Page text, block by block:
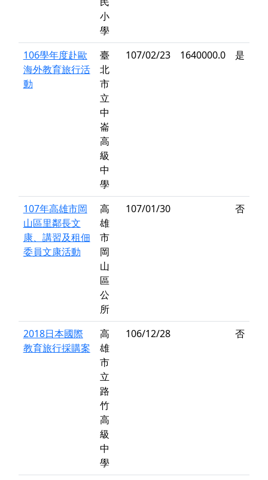
小
學
106學年度赴歐
海外教育旅行活
動
臺
北
市
立
中
崙
高
級
中
學
107/02/23 1640000.0 是
107年高雄市岡
山區里鄰長文
康、講習及租佃
委員文康活動
高
雄
市
岡
山
區
公
所
107/01/30 否
2018日本國際
教育旅行採購案
高
雄
市
立
路
竹
高
級
中
學
106/12/28 否